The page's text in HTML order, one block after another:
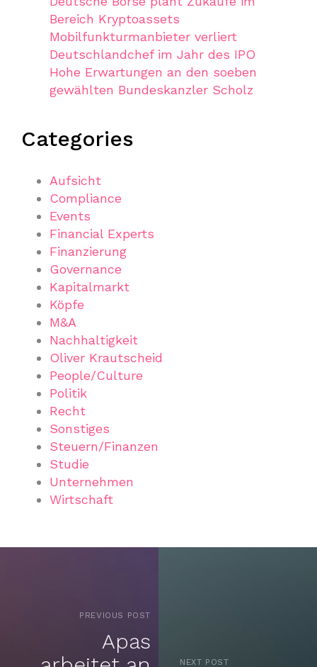
Bereich Kryptoassets
Mobilfunkturmanbieter verliert
Deutschlandchef im Jahr des IPO
Hohe Erwartungen an den soeben
gewählten Bundeskanzler Scholz
Categories
Aufsicht
Compliance
Events
Financial Experts
Finanzierung
Governance
Kapitalmarkt
Köpfe
M&A
Nachhaltigkeit
Oliver Krautscheid
People/Culture
Politik
Recht
Sonstiges
Steuern/Finanzen
Studie
Unternehmen
Wirtschaft
PREVIOUS POST
Apas
NEXT POST